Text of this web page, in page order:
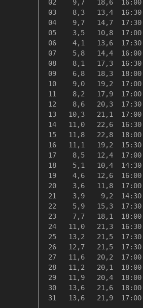
02    9,7   18,6
03    8,3   13,4
04    9,7   14,7
05    3,5   10,8
06    4,1   13,6
07    5,8   14,4
08    8,1   17,3
09    6,8   18,3
10    9,0   19,2
11    8,2   17,9
12    8,6   20,3
13   10,3   21,1
14   11,0   22,6
15   11,8   22,8
16   11,1   19,2
17    8,5   12,4
18    5,1   10,4
19    4,6   12,6
20    3,6   11,8
21    3,9    9,2
22    5,9   15,3
23    7,7   18,1
24   11,0   21,3
25   13,2   21,5
26   12,7   21,5
27   11,6   20,2
28   11,2   20,1
29   11,9   20,4
30   13,6   21,6
31   13,6   21,9